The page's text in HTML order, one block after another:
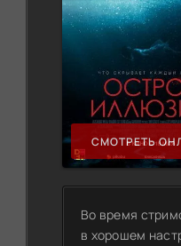
СМОТРЕТЬ
Во время
в хорошем